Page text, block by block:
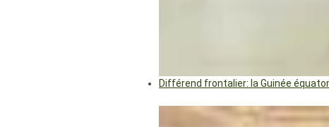
Différend frontalier: la Guinée